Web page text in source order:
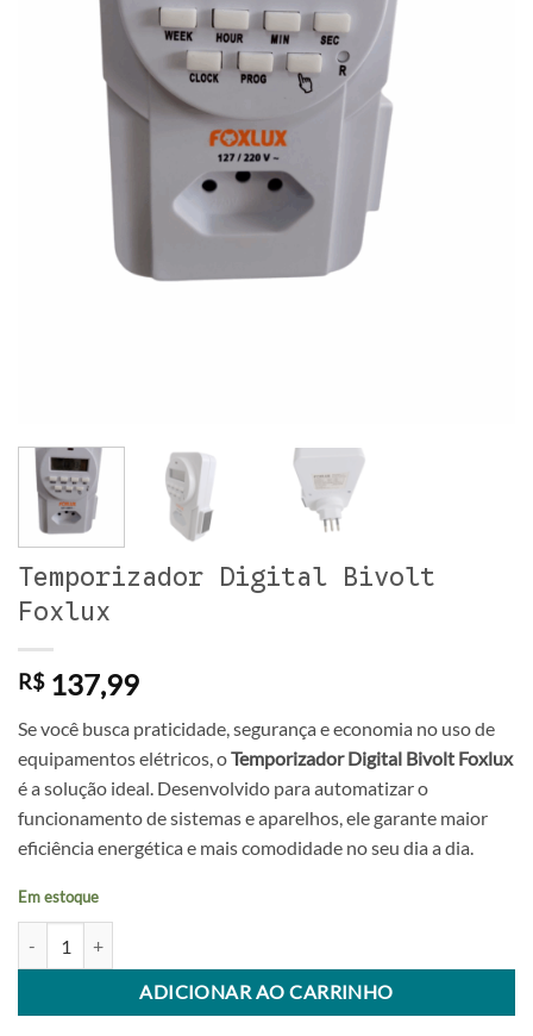
Temporizador Digital Bivolt
Foxlux
R$137,99
Se você busca praticidade, segurança e economia no uso de
equipamentos elétricos, oTemporizador Digital Bivolt Foxlux
é a solução ideal. Desenvolvido para automatizar o
funcionamento de sistemas e aparelhos, ele garante maior
eficiência energética e mais comodidade no seu dia a dia.
Em estoque
ADICIONAR AO CARRINHO